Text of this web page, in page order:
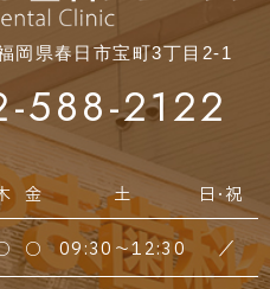
岡県春日市宝町3丁目2-1
588-2122
金 土 日・祝
○ 09:30～12:30 ／